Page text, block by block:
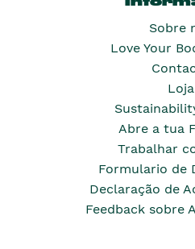
Sobre
Love Your
Loja
Abre a tua
Trabalhar
Formulario de
Declaração de
Feedback sobre